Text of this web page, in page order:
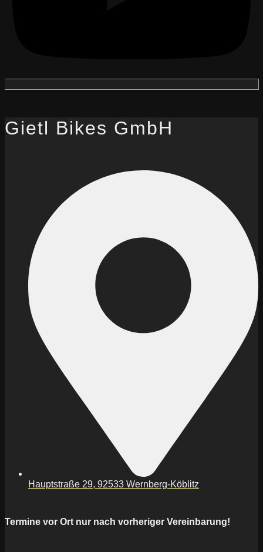
Gietl Bikes GmbH
Hauptstraße 29, 92533 Wernberg-Köblitz
Termine vor Ort nur nach vorheriger Vereinbarung!